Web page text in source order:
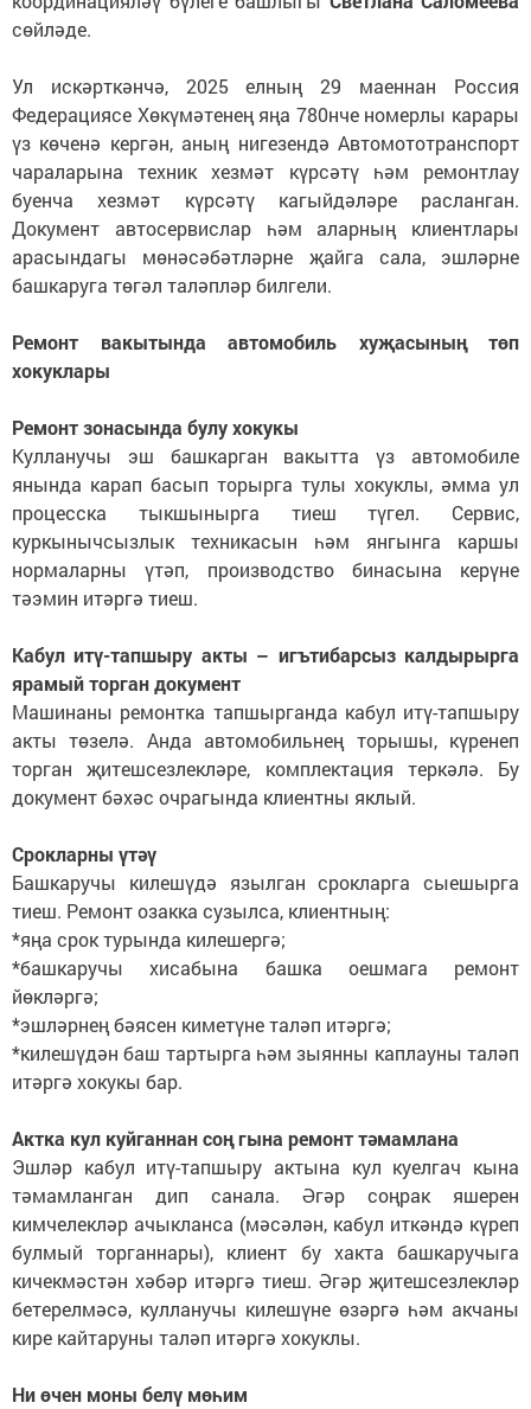
сөйләде.
Ул искәрткәнчә, 2025 елның 29 маеннан Россия
Федерациясе Хөкүмәтенең яңа 780нче номерлы карары
үз көченә кергән, аның нигезендә Автомототранспорт
чараларына техник хезмәт күрсәтү һәм ремонтлау
буенча хезмәт күрсәтү кагыйдәләре расланган.
Документ автосервислар һәм аларның клиентлары
арасындагы мөнәсәбәтләрне җайга сала, эшләрне
башкаруга төгәл таләпләр билгели.
Ремонт вакытында автомобиль хуҗасының төп
хокуклары
Ремонт зонасында булу хокукы
Кулланучы эш башкарган вакытта үз автомобиле
янында карап басып торырга тулы хокуклы, әмма ул
процесска тыкшынырга тиеш түгел. Сервис,
куркынычсызлык техникасын һәм янгынга каршы
нормаларны үтәп, производство бинасына керүне
тәэмин итәргә тиеш.
Кабул итү-тапшыру акты – игътибарсыз калдырырга
ярамый торган документ
Машинаны ремонтка тапшырганда кабул итү-тапшыру
акты төзелә. Анда автомобильнең торышы, күренеп
торган җитешсезлекләре, комплектация теркәлә. Бу
документ бәхәс очрагында клиентны яклый.
Срокларны үтәү
Башкаручы килешүдә язылган срокларга сыешырга
тиеш. Ремонт озакка сузылса, клиентның:
*яңа срок турында килешергә;
*башкаручы хисабына башка оешмага ремонт
йөкләргә;
*эшләрнең бәясен киметүне таләп итәргә;
*килешүдән баш тартырга һәм зыянны каплауны таләп
итәргә хокукы бар.
Актка кул куйганнан соң гына ремонт тәмамлана
Эшләр кабул итү-тапшыру актына кул куелгач кына
тәмамланган дип санала. Әгәр соңрак яшерен
кимчелекләр ачыкланса (мәсәлән, кабул иткәндә күреп
булмый торганнары), клиент бу хакта башкаручыга
кичекмәстән хәбәр итәргә тиеш. Әгәр җитешсезлекләр
бетерелмәсә, кулланучы килешүне өзәргә һәм акчаны
кире кайтаруны таләп итәргә хокуклы.
Ни өчен моны белү мөһим